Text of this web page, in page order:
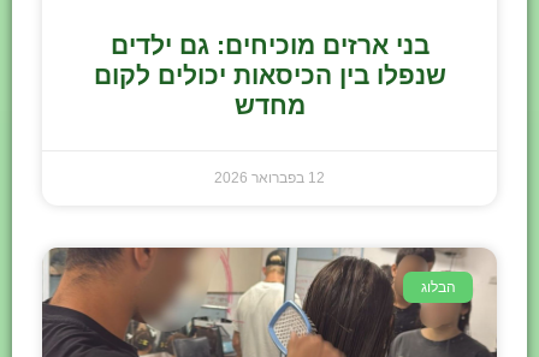
בני ארזים מוכיחים: גם ילדים
שנפלו בין הכיסאות יכולים לקום
מחדש
12 בפברואר 2026
הבלוג